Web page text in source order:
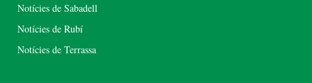
Notícies de Sabadell
Notícies de Rubí
Notícies de Terrassa